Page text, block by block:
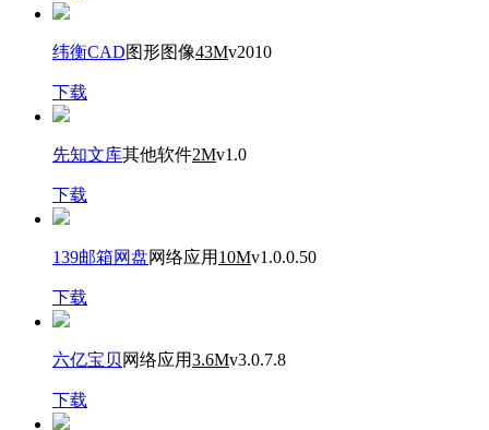
纬衡CAD图形图像43Mv2010
下载
先知文库其他软件2Mv1.0
下载
139邮箱网盘网络应用 10Mv1.0.0.50
下载
六亿宝贝 网络应用3.6Mv3.0.7.8
下载